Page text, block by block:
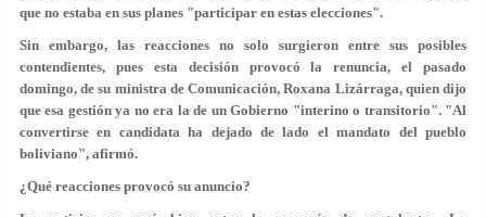
que no estaba en sus planes "participar en estas elecciones".
Sin embargo, las reacciones no solo surgieron entre sus posibles
contendientes, pues esta decisión provocó la renuncia, el pasado
domingo, de su ministra de Comunicación, Roxana Lizárraga, quien dijo
que esa gestión ya no era la de un Gobierno "interino o transitorio". "Al
convertirse en candidata ha dejado de lado el mandato del pueblo
boliviano", afirmó.
¿Qué reacciones provocó su anuncio?